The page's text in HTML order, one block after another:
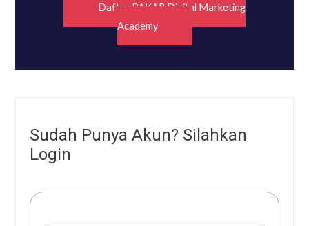
Daftar PAKAR Digital Marketing
Academy
Sudah Punya Akun? Silahkan
Login